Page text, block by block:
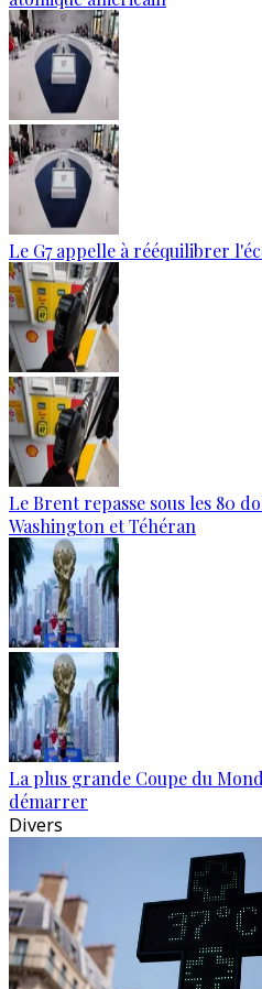
Le G7 appelle à rééquilibrer
Le Brent repasse sous les 80
Washington et Téhéran
La plus grande Coupe du
démarrer
Divers